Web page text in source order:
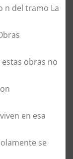
n del tramo La
obras no
en esa
se